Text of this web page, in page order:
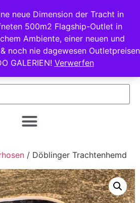
neue Dimension der Tracht in
500m2 Flagship-Outlet in
Ambiente, einer neuen und
noch nie dagewesen Outletpreisen
GALERIEN! Verwerfen
/ Döblinger Trachtenhemd